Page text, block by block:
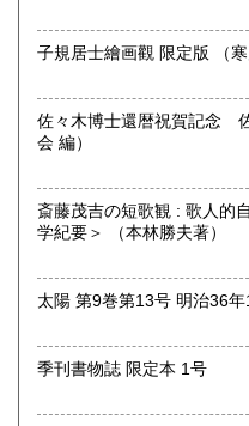
●土・日・祝休&不定休●
●送料の事前表示が義務化
ピード注文(即決注文)】対
屋」側が自動的に設定し
ておりますが、実際には送
正の在庫に関しては随時、
送料の入力を進めておりま
●「日本の古本屋」に登録
領収書をご希望されている
済前にご連絡ください】
は、ご注文の前後にご連絡
●御公費でのご購入の場合
子規居
佐々木博士還暦祝賀記念 佐々木惣一 （佐
会 編）
斎藤茂吉の短歌観 : 歌人的
学紀要＞ （本林勝夫著）
太陽 第9巻第13号 明治36年
季刊書物誌 限定本 1号